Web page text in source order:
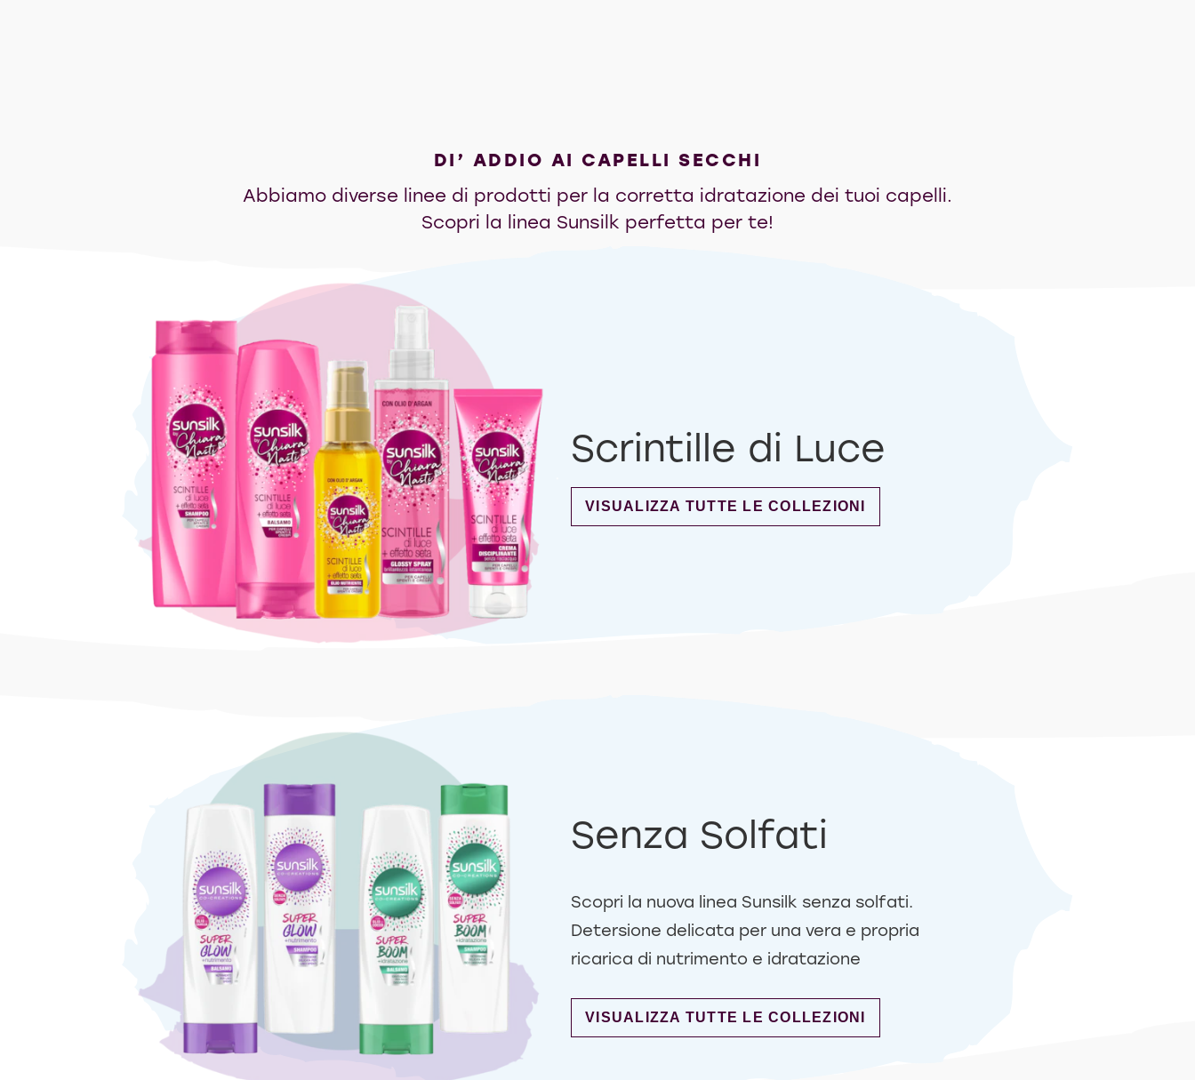
DI’ ADDIO AI CAPELLI SECCHI
Abbiamo diverse linee di prodotti per la corretta idratazione dei tuoi capelli.
Scopri la linea Sunsilk perfetta per te!
Scrintille di Luce
DISCOVER MORE ABOUT SCRINTILLE DI LUCE
VISUALIZZA TUTTE LE COLLEZIONI
Senza Solfati
Scopri la nuova linea Sunsilk senza solfati.
Detersione delicata per una vera e propria
ricarica di nutrimento e idratazione
DISCOVER MORE ABOUT SENZA SOLFATI
VISUALIZZA TUTTE LE COLLEZIONI